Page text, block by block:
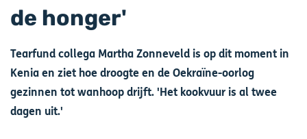
de honger'
Tearfund collega Martha Zonneveld is op dit moment in
Kenia en ziet hoe droogte en de Oekraïne-oorlog
gezinnen tot wanhoop drijft. 'Het kookvuur is al twee
dagen uit.'